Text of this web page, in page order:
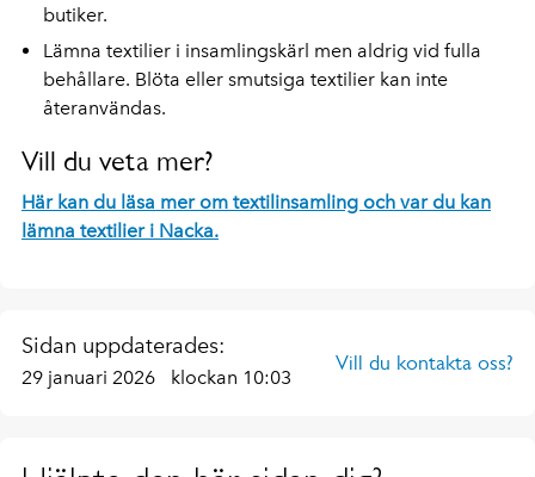
butiker.
Lämna textilier i insamlingskärl men aldrig vid fulla
behållare. Blöta eller smutsiga textilier kan inte
återanvändas.
Vill du veta mer?
Här kan du läsa mer om textilinsamling och var du kan
lämna textilier i Nacka.
Sidan uppdaterades:
29 januari 2026 klockan 10:03
Vill du kontakta oss?